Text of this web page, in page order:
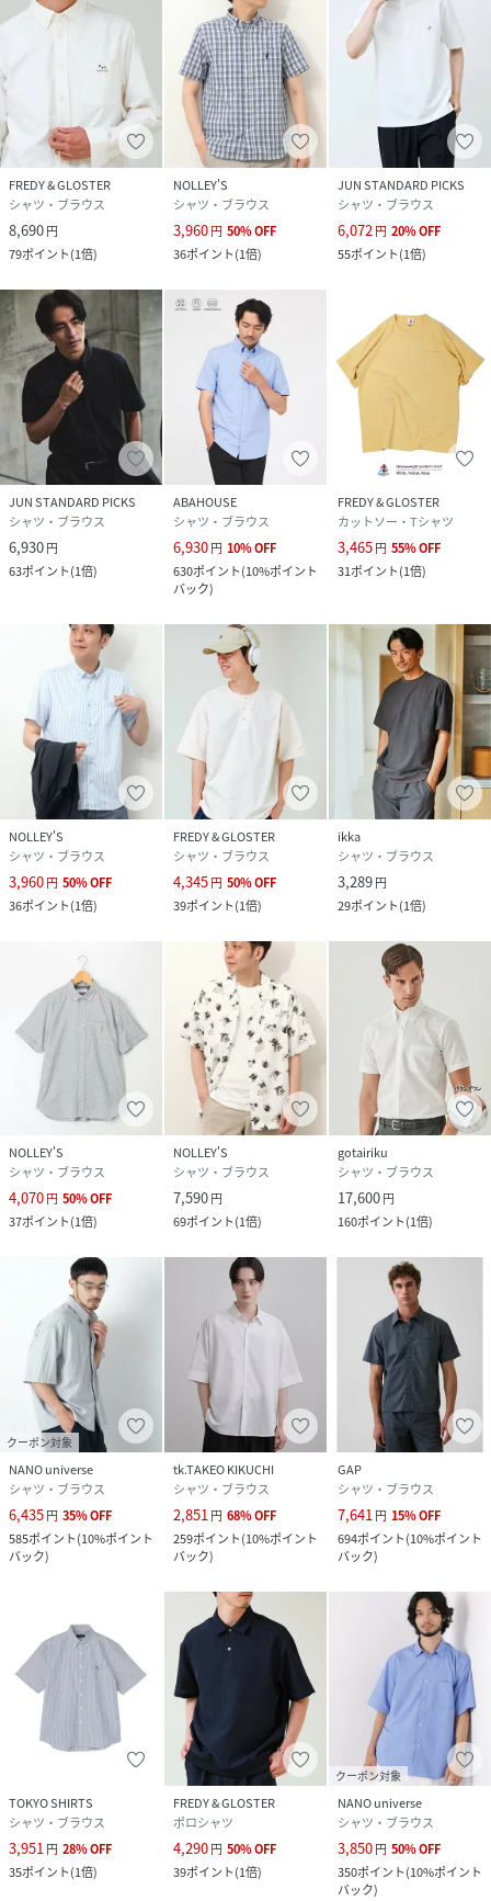
コーディネートに合わせて選べるのも魅力です。
おすすめスタイリング提案
1 王道の大人カジュアル
白Tシャツにデニムやチノパンを合わせたシンプルな着こな
し。
シャツを軽く羽織るだけで爽やかな印象に仕上がります。
2 スラックスできれいめに
テーパードスラックスやイージースラックスと合わせれば、
上品な大人カジュアルスタイルに。
通勤や休日のお出かけにもおすすめです。
3 ショーツで夏らしく
ショーツとスニーカーを合わせた軽快なスタイリング。
フレブル刺繍が程よいアクセントになり、夏らしいリラック
ス感を演出します。
4 女性にもおすすめのユニセックススタイル
ゆったりサイズを選んでワイドパンツやロングスカートと合
わせれば、抜け感のあるユニセックスコーデが完成します。
#FREDYANDGLOSTER #GLOSTER #フレブル刺繍 #ボタン
ダウンシャツ #半袖シャツ #チェックシャツ #サックスシャ
ツ #大人カジュアル #きれいめカジュアル #ユニセックス #夏
シャツ #羽織りシャツ #シンプルコーデ #メンズファッショ
ン #休日コーデ #シャツスタイル #フレンチブルドッグ #定
番アイテム
【GLOSTER/グロスター】
“やさしさ・さわやか・童心” この3つの考え方をベース
に、シンプルな中に着心地の良さがあり、誰かにちょっと褒
アイテムを提案します。
フレンチカジュアル、トラッドを基本として遊び心のあるデ
ィテール、色柄、サイジングなどでアレンジし、エイジレス
でタイムレスな展開。
GLOSTERは毎日がほんの少しでもHAPPYになれることを提
供し続けます。
※お取扱い上のご注意
アテンションタグを必ずご確認の上、着用又はお取り扱いく
ださい。
※店頭及び屋外での撮影画像は、光の当たり具合で色味が違
って見える場合があります。
※商品画像に関しては出来る限り忠実に表示出来るよう努め
ておりますが、お客様がご利用のモニターの設定及び特性に
より、実際の商品と比較し色味に若干の誤差が生じる場合が
あります。
※画像の商品はサンプルとなりますので実際の商品と仕様、
加工、サイズが若干異なる場合がございます。
サックス：身長173 着用サイズ：M
ブラウン系その他：身長175cm 着用サイズ：L
ブラック：身長173 着用サイズ：L
性別タイプ メンズ
中国製
素材
(本体)コットン100%,(別布)コットン76%,ポリエ
ステル24%
サイズ S、M、L
品番
SE1658_6
6-0092-6-51-001-33-06 SE1658)
FREDY & GLOSTER
シャツ・ブラウス
8,690円
79ポイント(1倍)
NOLLEY'S
シャツ・ブラウス
3,960円 50%OFF
36ポイント(1倍)
JUN STANDARD PICKS
シャツ・ブラウス
6,072円 20%OFF
55ポイント(1倍)
JUN STANDARD PICKS
シャツ・ブラウス
6,930円
63ポイント(1倍)
ABAHOUSE
シャツ・ブラウス
6,930円 10%OFF
630ポイント(10%ポイント
バック)
FREDY & GLOSTER
カットソー・Tシャツ
3,465円 55%OFF
31ポイント(1倍)
NOLLEY'S
シャツ・ブラウス
3,960円 50%OFF
36ポイント(1倍)
FREDY & GLOSTER
シャツ・ブラウス
4,345円 50%OFF
39ポイント(1倍)
ikka
シャツ・ブラウス
3,289円
29ポイント(1倍)
NOLLEY'S
シャツ・ブラウス
4,070円 50%OFF
37ポイント(1倍)
NOLLEY'S
シャツ・ブラウス
7,590円
69ポイント(1倍)
gotairiku
シャツ・ブラウス
17,600円
160ポイント(1倍)
クーポン対象
NANO universe
シャツ・ブラウス
6,435円 35%OFF
585ポイント(10%ポイント
バック)
tk.TAKEO KIKUCHI
シャツ・ブラウス
2,851 円 68%OFF
259ポイント(10%ポイント
バック)
GAP
シャツ・ブラウス
7,641 円 15%OFF
694ポイント(10%ポイント
バック)
TOKYO SHIRTS
シャツ・ブラウス
3,951円 28%OFF
35ポイント(1倍)
FREDY & GLOSTER
ポロシャツ
4,290円 50%OFF
39ポイント(1倍)
クーポン対象
NANO universe
シャツ・ブラウス
3,850円 50%OFF
350ポイント(10%ポイント
バック)